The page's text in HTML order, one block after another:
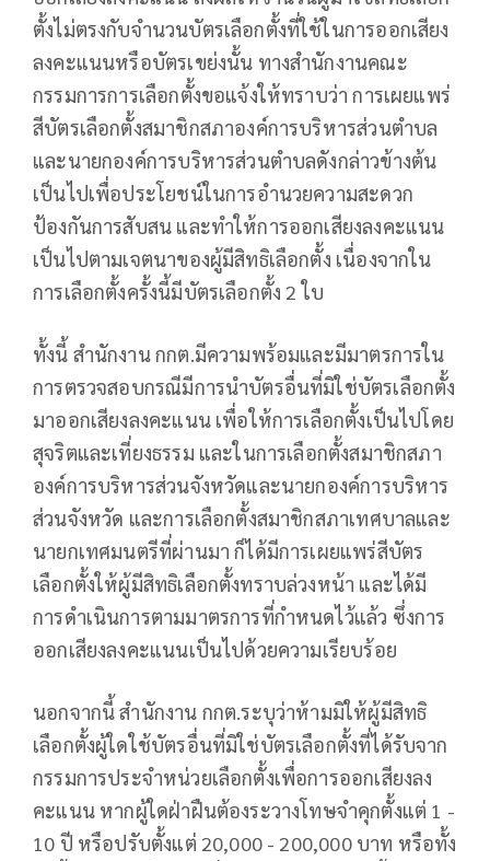
ตั้งไม่ตรงกับจำนวนบัตรเลือกตั้งที่ใช้ในการออกเสียง
ลงคะแนนหรือบัตรเขย่งนั้น ทางสำนักงานคณะ
กรรมการการเลือกตั้งขอแจ้งให้ทราบว่า การเผยแพร่
สีบัตรเลือกตั้งสมาชิกสภาองค์การบริหารส่วนตำบล
และนายกองค์การบริหารส่วนตำบลดังกล่าวข้างต้น
เป็นไปเพื่อประโยชน์ในการอำนวยความสะดวก
ป้องกันการสับสน และทำให้การออกเสียงลงคะแนน
เป็นไปตามเจตนาของผู้มีสิทธิเลือกตั้ง เนื่องจากใน
การเลือกตั้งครั้งนี้มีบัตรเลือกตั้ง 2 ใบ
ทั้งนี้ สำนักงาน กกต.มีความพร้อมและมีมาตรการใน
การตรวจสอบกรณีมีการนำบัตรอื่นที่มิใช่บัตรเลือกตั้ง
มาออกเสียงลงคะแนน เพื่อให้การเลือกตั้งเป็นไปโดย
สุจริตและเที่ยงธรรม และในการเลือกตั้งสมาชิกสภา
องค์การบริหารส่วนจังหวัดและนายกองค์การบริหาร
ส่วนจังหวัด และการเลือกตั้งสมาชิกสภาเทศบาลและ
นายกเทศมนตรีที่ผ่านมา ก็ได้มีการเผยแพร่สีบัตร
เลือกตั้งให้ผู้มีสิทธิเลือกตั้งทราบล่วงหน้า และได้มี
การดำเนินการตามมาตรการที่กำหนดไว้แล้ว ซึ่งการ
ออกเสียงลงคะแนนเป็นไปด้วยความเรียบร้อย
นอกจากนี้ สำนักงาน กกต.ระบุว่าห้ามมิให้ผู้มีสิทธิ
เลือกตั้งผู้ใดใช้บัตรอื่นที่มิใช่บัตรเลือกตั้งที่ได้รับจาก
กรรมการประจำหน่วยเลือกตั้งเพื่อการออกเสียงลง
คะแนน หากผู้ใดฝ่าฝืนต้องระวางโทษจำคุกตั้งแต่ 1 -
10 ปี หรือปรับตั้งแต่ 20,000 - 200,000 บาท หรือทั้ง